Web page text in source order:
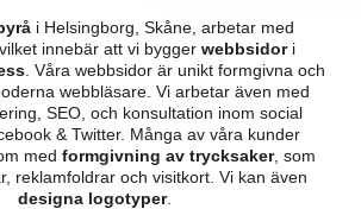
i Helsingborg, Skåne, arbetar med
vilket innebär att vi bygger webbsidori
. Våra webbsidor är unikt formgivna och
webbläsare. Vi arbetar även med
SEO, och konsultation inom social
& Twitter. Många av våra kunder
med formgivning av trycksaker, som
reklamfoldrar och visitkort. Vi kan även
designa logotyper.